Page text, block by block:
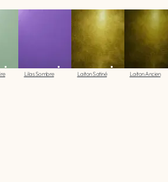
Lilas Sombre Laiton Satiné Laiton Ancien